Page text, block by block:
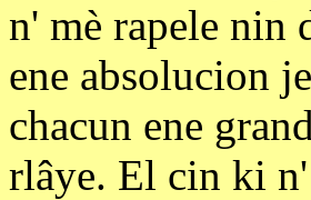
n' mè rapele nin
ene absolucion
chacun ene
rlâye. El cin ki